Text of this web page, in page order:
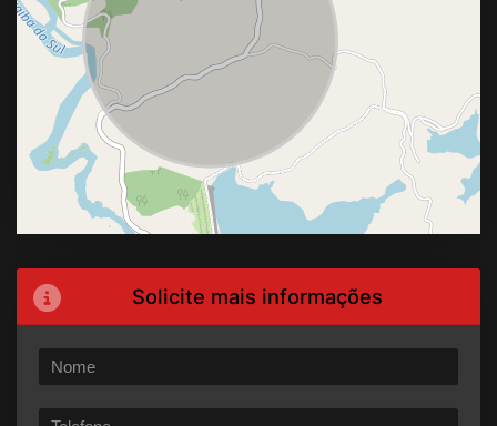
Solicite mais informações